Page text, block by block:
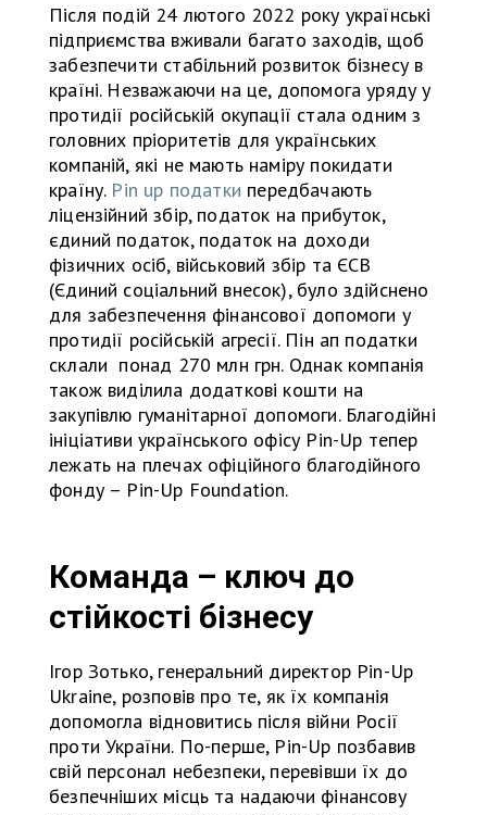
Після подій 24 лютого 2022 року українські
підприємства вживали багато заходів, щоб
забезпечити стабільний розвиток бізнесу в
країні. Незважаючи на це, допомога уряду у
протидії російській окупації стала одним з
головних пріоритетів для українських
компаній, які не мають наміру покидати
країну. Pin up податки передбачають
ліцензійний збір, податок на прибуток,
єдиний податок, податок на доходи
фізичних осіб, військовий збір та ЄСВ
(Єдиний соціальний внесок), було здійснено
для забезпечення фінансової допомоги у
протидії російській агресії. Пін ап податки
склали понад 270 млн грн. Однак компанія
також виділила додаткові кошти на
закупівлю гуманітарної допомоги. Благодійні
ініціативи українського офісу Pin-Up тепер
лежать на плечах офіційного благодійного
фонду – Pin-Up Foundation.
Команда – ключ до
стійкості бізнесу
Ігор Зотько, генеральний директор Pin-Up
Ukraine, розповів про те, як їх компанія
допомогла відновитись після війни Росії
проти України. По-перше, Pin-Up позбавив
свій персонал небезпеки, перевівши їх до
безпечніших місць та надаючи фінансову